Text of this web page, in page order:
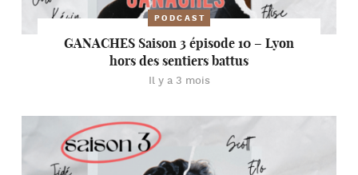
PODCAST
GANACHES Saison 3 épisode 10 – Lyon
hors des sentiers battus
Il y a 3 mois